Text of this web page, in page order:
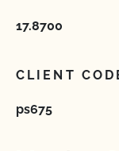
17.8700
CLIENT
ps675